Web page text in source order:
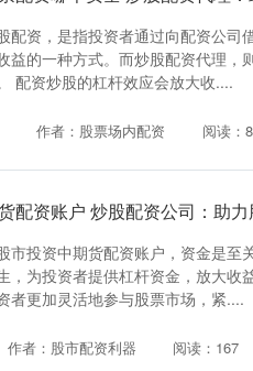
配资，是指投资者通过向配资公司
益的一种方式。而炒股配资代理，
配资炒股的杠杆效应会放大收....
作者：股票场内配资 阅读：
配资账户 炒股配资公司：助
市投资中期货配资账户，资金是至
，为投资者提供杠杆资金，放大收
者更加灵活地参与股票市场，紧....
作者：股市配资利器 阅读：167